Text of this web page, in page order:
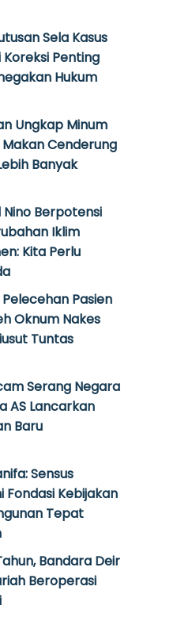
Sela Kasus
Koreksi Penting
Hukum
Ungkap Minum
Cenderung
Banyak
Nino Berpotensi
Iklim
Kita Perlu
Pasien
Oknum Nakes
Tuntas
Serang Negara
AS Lancarkan
Baru
Sensus
Fondasi Kebijakan
Tepat
Bandara Deir
Beroperasi